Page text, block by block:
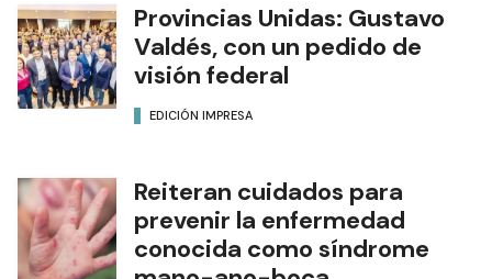
Provincias Unidas: Gustavo
Valdés, con un pedido de
visión federal
EDICIÓN IMPRESA
Reiteran cuidados para
prevenir la enfermedad
conocida como síndrome